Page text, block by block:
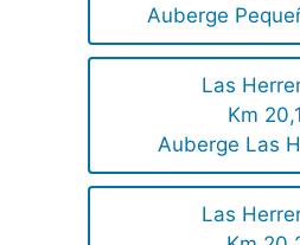
Auberge
Las
Km 20,1
Auberge Las
Las